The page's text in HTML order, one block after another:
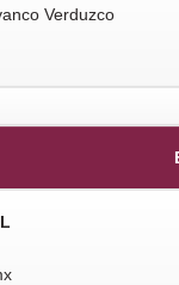
Verduzco